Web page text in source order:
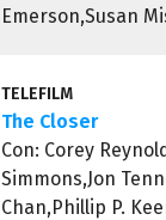
Emerson,Susan
TELEFILM
The Closer
Con: Corey
Simmons,Jon
Chan,Phillip P.